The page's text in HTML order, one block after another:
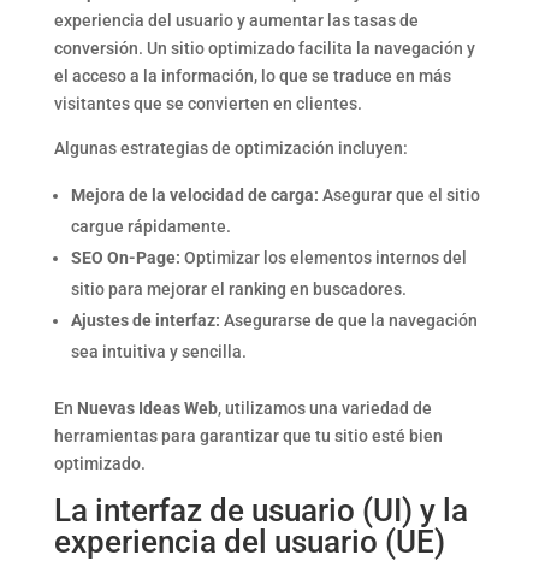
experiencia del usuario y aumentar las tasas de
conversión. Un sitio optimizado facilita la navegación y
el acceso a la información, lo que se traduce en más
visitantes que se convierten en clientes.
Algunas estrategias de optimización incluyen:
Mejora de la velocidad de carga: Asegurar que el sitio
cargue rápidamente.
SEO On-Page: Optimizar los elementos internos del
sitio para mejorar el ranking en buscadores.
Ajustes de interfaz: Asegurarse de que la navegación
sea intuitiva y sencilla.
En Nuevas Ideas Web, utilizamos una variedad de
herramientas para garantizar que tu sitio esté bien
optimizado.
La interfaz de usuario (UI) y la
experiencia del usuario (UE)